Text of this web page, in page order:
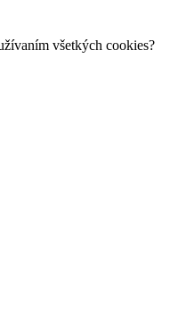
všetkých cookies?